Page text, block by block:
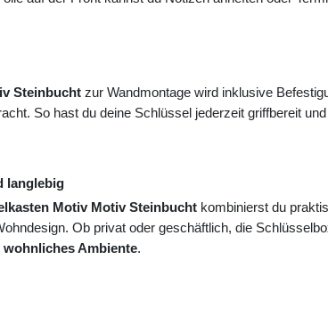
Steinbucht zur Wandmontage wird inklusive
So hast du deine Schlüssel jederzeit griffbereit
langlebig
Motiv Motiv Steinbucht kombinierst du
Ob privat oder geschäftlich, die
Ambiente.